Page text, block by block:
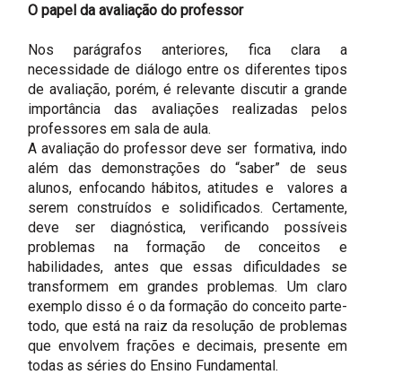
O papel da avaliação do professor
Nos parágrafos anteriores, fica clara a
necessidade de diálogo entre os diferentes tipos
de avaliação, porém, é relevante discutir a grande
importância das avaliações realizadas pelos
professores em sala de aula.
A avaliação do professor deve ser formativa, indo
além das demonstrações do “saber” de seus
alunos, enfocando hábitos, atitudes e valores a
serem construídos e solidificados. Certamente,
deve ser diagnóstica, verificando possíveis
problemas na formação de conceitos e
habilidades, antes que essas dificuldades se
transformem em grandes problemas. Um claro
exemplo disso é o da formação do conceito parte-
todo, que está na raiz da resolução de problemas
que envolvem frações e decimais, presente em
todas as séries do Ensino Fundamental.